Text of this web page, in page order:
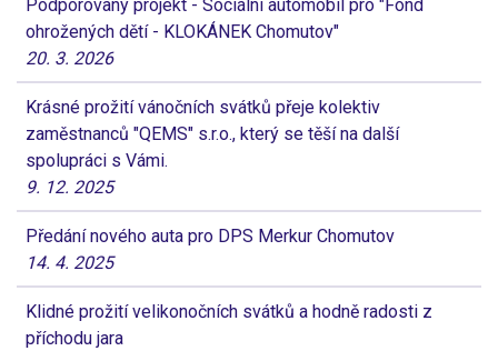
Podporovaný projekt - Sociální automobil pro "Fond
ohrožených dětí - KLOKÁNEK Chomutov"
20. 3. 2026
Krásné prožití vánočních svátků přeje kolektiv
zaměstnanců "QEMS" s.r.o., který se těší na další
spolupráci s Vámi.
9. 12. 2025
Předání nového auta pro DPS Merkur Chomutov
14. 4. 2025
Klidné prožití velikonočních svátků a hodně radosti z
příchodu jara